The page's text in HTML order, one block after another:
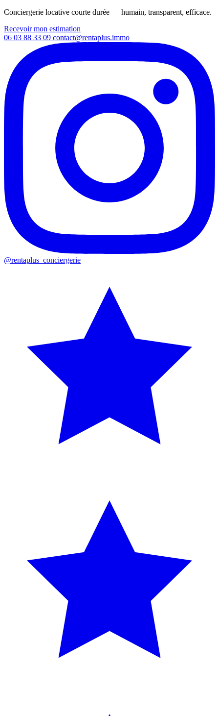
Conciergerie locative courte durée — humain, transparent, efficace.
Recevoir mon estimation
06 03 88 33 09 contact@rentaplus.immo
@rentaplus_conciergerie